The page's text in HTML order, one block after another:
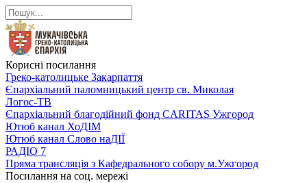
Корисні посилання
Греко-католицьке Закарпаття
Єпархіальний паломницький центр св. Миколая
Логос-ТВ
Єпархіальний благодійний фонд CARITAS Ужгород
Ютюб канал ХоДІМ
Ютюб канал Слово наДІЇ
РАДІО 7
Пряма трансляція з Кафедрального собору м.Ужгород
Посилання на соц. мережі